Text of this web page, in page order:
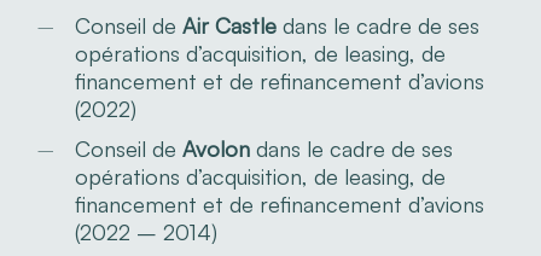
Conseil de Air Castledans le cadre de ses
opérations d’acquisition, de leasing, de
financement et de refinancement d’avions
(2022)
Conseil de Avolondans le cadre de ses
opérations d’acquisition, de leasing, de
financement et de refinancement d’avions
(2022 – 2014)